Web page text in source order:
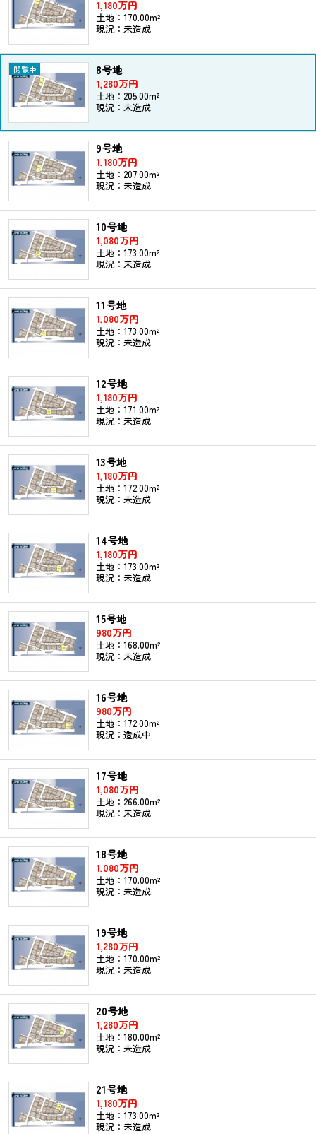
1,180万円
土地：170.00m²
現況：未造成
8号地
1,280万円
土地：205.00m²
現況：未造成
9号地
1,180万円
土地：207.00m²
現況：未造成
10号地
1,080万円
土地：173.00m²
現況：未造成
11号地
1,080万円
土地：173.00m²
現況：未造成
12号地
1,180万円
土地：171.00m²
現況：未造成
13号地
1,180万円
土地：172.00m²
現況：未造成
14号地
1,180万円
土地：173.00m²
現況：未造成
15号地
980万円
土地：168.00m²
現況：未造成
16号地
980万円
土地：172.00m²
現況：造成中
17号地
1,080万円
土地：266.00m²
現況：未造成
18号地
1,080万円
土地：170.00m²
現況：未造成
19号地
1,280万円
土地：170.00m²
現況：未造成
20号地
1,280万円
土地：180.00m²
現況：未造成
21号地
1,180万円
土地：173.00m²
現況：未造成